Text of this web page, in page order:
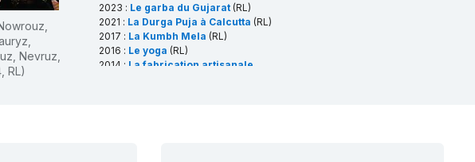
Nevruz,
RL)
2023 : Le garba du Gujarat (RL)
2021 : La Durga Puja à Calcutta (RL)
2017 : La Kumbh Mela (RL)
2016 : Le yoga (RL)
2014 : La fabrication artisanale